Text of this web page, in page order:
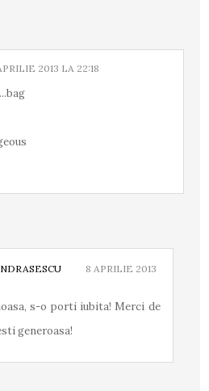
2013 LA 22:18
8 APRILIE 2013
s-o porti iubita! Merci de
generoasa!